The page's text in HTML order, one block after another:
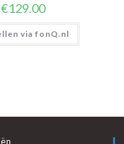
€129.00
via fonQ.nl